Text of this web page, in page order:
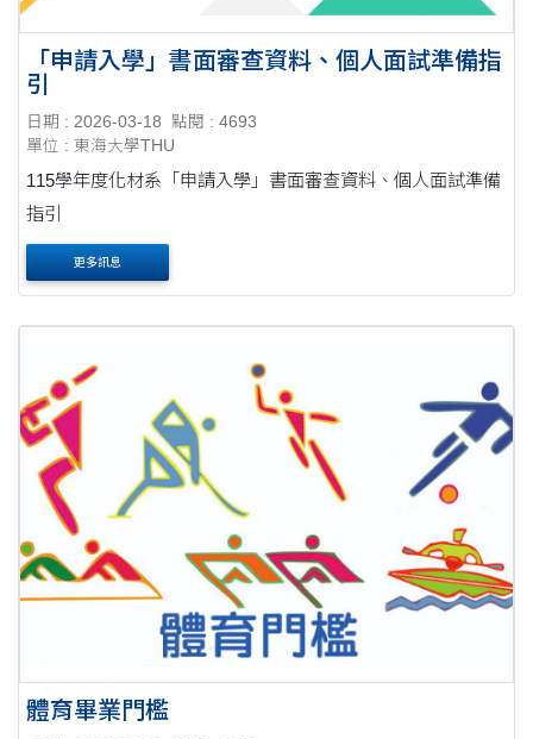
「申請入學」書面審查資料、個人面試準備指
引
日期 : 2026-03-18
點閱 : 4693
單位 : 東海大學THU
115學年度化材系「申請入學」書面審查資料、個人面試準備
指引
更多訊息
體育畢業門檻